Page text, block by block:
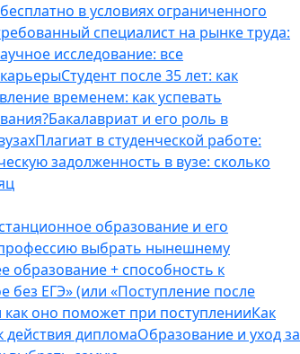
в условиях ограниченного
специалист на рынке труда:
исследование: все
Студент после 35 лет: как
временем: как успевать
Бакалавриат и его роль в
Плагиат в студенческой работе:
задолженность в вузе: сколько
образование и его
выбрать нынешнему
образование + способность к
без ЕГЭ» (или «Поступление после
как оно поможет при поступленииКак
действия дипломаОбразование и уход за